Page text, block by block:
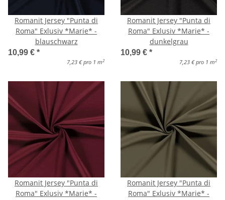
Romanit Jersey "Punta di
Roma" Exlusiv *Marie* -
blauschwarz
10,99 € *
7,23 € pro 1 m 2
Romanit Jersey "Punta di
Roma" Exlusiv *Marie* -
dunkelgrau
10,99 € *
7,23 € pro 1 m 2
Romanit Jersey "Punta di
Roma" Exlusiv *Marie* -
Romanit Jersey "Punta di
Roma" Exlusiv *Marie* -